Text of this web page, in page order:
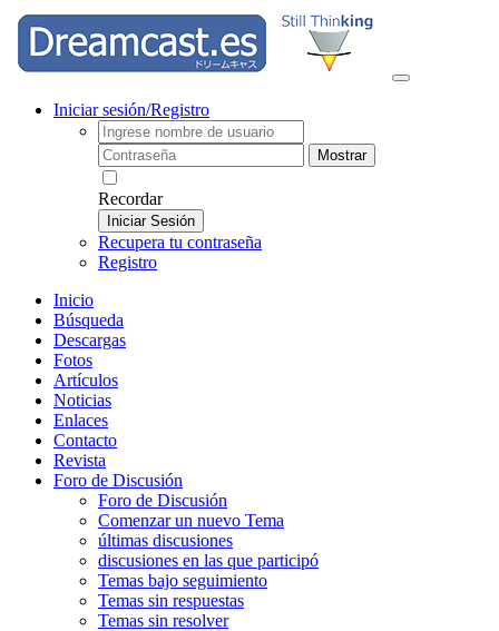
Iniciar sesión/Registro
Mostrar
Recordar
Iniciar Sesión
Recupera tu contraseña
Registro
Inicio
Búsqueda
Descargas
Fotos
Artículos
Noticias
Enlaces
Contacto
Revista
Foro de Discusión
Foro de Discusión
Comenzar un nuevo Tema
últimas discusiones
discusiones en las que participó
Temas bajo seguimiento
Temas sin respuestas
Temas sin resolver